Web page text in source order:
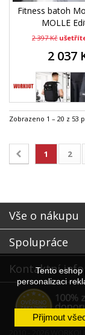
Tento eshop
personalizaci
Přijmout
Fitness batoh
MOLLE
2 397 Kč
2 037
Zobrazeno 1 – 20 z 53
1 2
Vše o nákupu
Spolupráce
Kontaktní